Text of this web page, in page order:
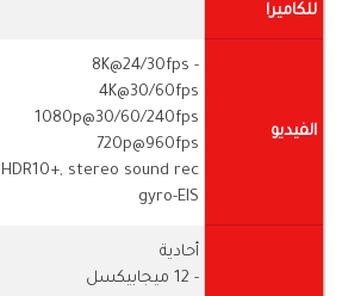
للكاميرا
الفيديو
- 8K@24/30fps
4K@30/60fps
1080p@30/60/240fps
720p@960fps
HDR10+, stereo sound rec
gyro-EIS
أحادية
- 12 ميجابيكسل